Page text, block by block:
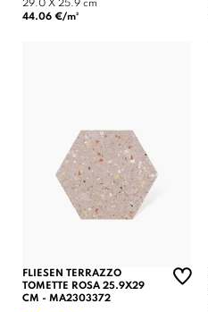
29.0 X 25.9 cm
44.06 €/m²
FLIESEN TERRAZZO
TOMETTE ROSA 25.9X29
CM - MA2303372